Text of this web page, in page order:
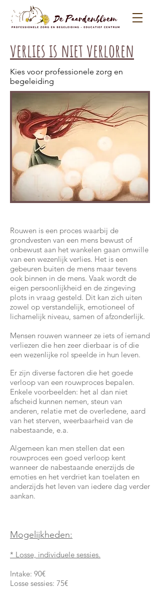
verlies is niet verloren
Kies voor professionele zorg en
begeleiding
Rouwen is een proces waarbij de
grondvesten van een mens bewust of
onbewust aan het wankelen gaan omwille
van een wezenlijk verlies. Het is een
gebeuren buiten de mens maar tevens
ook binnen in de mens. Vaak wordt de
eigen persoonlijkheid en de zingeving
plots in vraag gesteld. Dit kan zich uiten
zowel op verstandelijk, emotioneel of
lichamelijk niveau, samen of afzonderlijk.
Mensen rouwen wanneer ze iets of iemand
verliezen die hen zeer dierbaar is of die
een wezenlijke rol speelde in hun leven.
Er zijn diverse factoren die het goede
verloop van een rouwproces bepalen.
Enkele voorbeelden: het al dan niet
afscheid kunnen nemen, steun van
anderen, relatie met de overledene, aard
van het sterven, weerbaarheid van de
nabestaande, e.a.
Algemeen kan men stellen dat een
rouwproces een goed verloop kent
wanneer de nabestaande enerzijds de
emoties en het verdriet kan toelaten en
anderzijds het leven van iedere dag verder
aankan.
Mogelijkheden:
* Losse, individuele sessies.
Intake: 90€
Losse sessies: 75€